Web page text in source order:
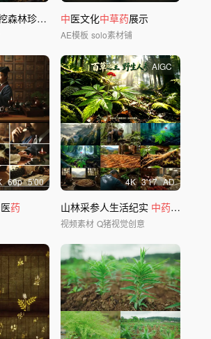
野生人参生长采挖森林珍贵 材
中医文化中草药展示
AE模板 solo素材铺
60p 5'00
医药
AIGC
4K 3'17 AD
山林采参人生活纪实 中药野生人
视频素材 Q猪视觉创意